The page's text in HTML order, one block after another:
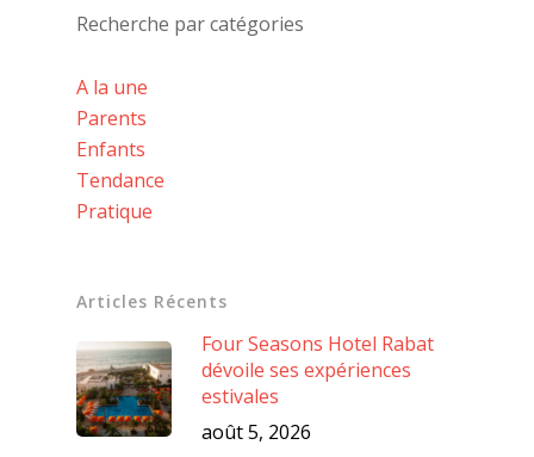
Recherche par catégories
A la une
Parents
Enfants
Tendance
Pratique
Articles Récents
Four Seasons Hotel Rabat
dévoile ses expériences
estivales
août 5, 2026